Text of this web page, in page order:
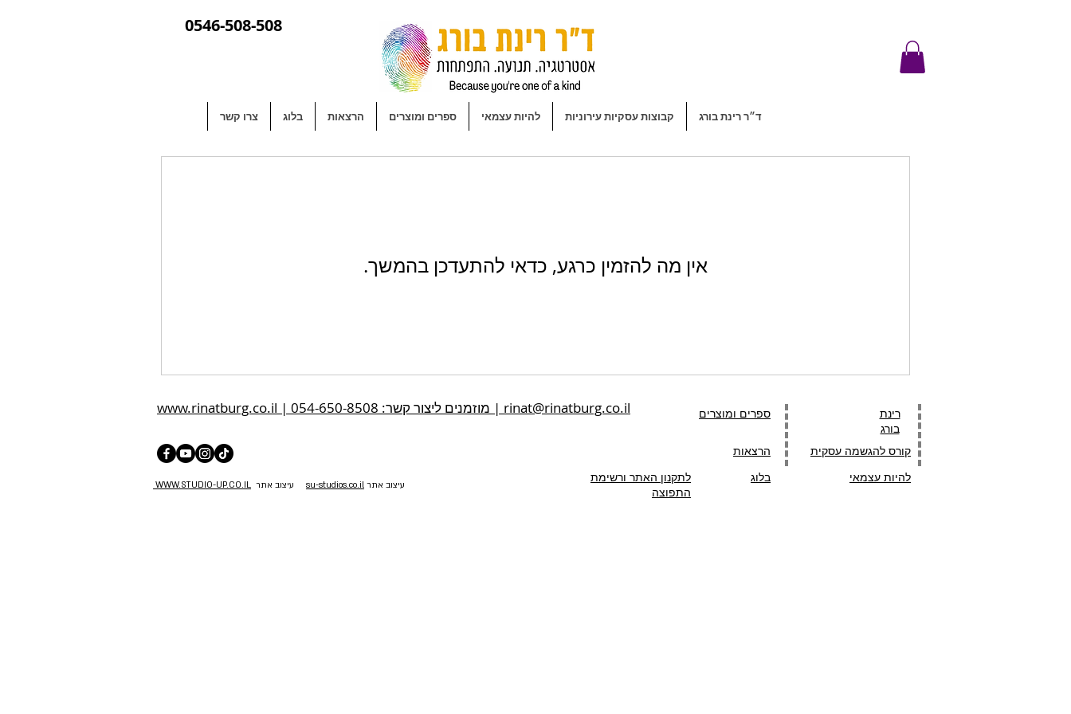
0546-508-508
ד״ר רינת בורג קבוצות עסקיות עירוניות להיות עצמאי ספרים ומוצרים הרצאות בלוג צרו קשר
אין מה להזמין כרגע, כדאי להתעדכן בהמשך.
www.rinatburg.co.il | מוזמנים ליצור קשר: 054-650-8508 | rinat@rinatburg.co.il
WWW.STUDIO-UP.CO.IL su-studios.co.il
לתקנון האתר ורשימת
התפוצה
ספרים ומוצרים
רינת
בורג
קורס להגשמה עסקית
הרצאות
בלוג
להיות עצמאי